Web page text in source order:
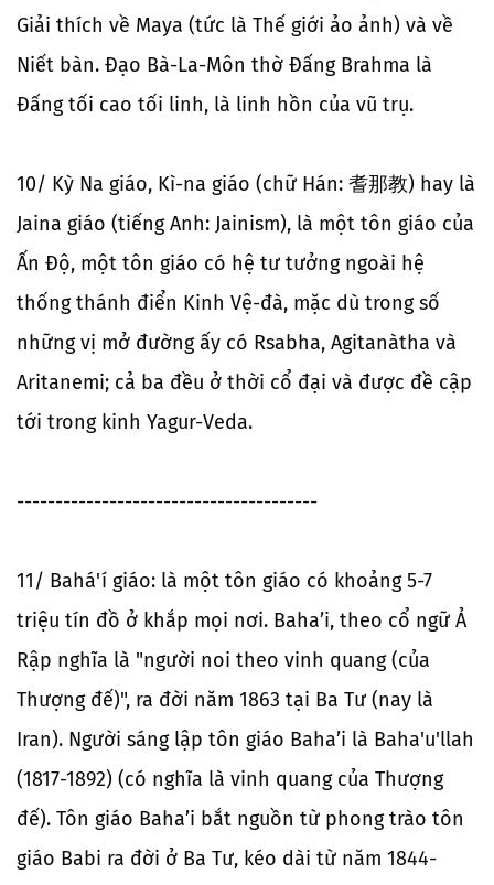
Giải thích về Maya (tức là Thế giới ảo ảnh) và về
Niết bàn. Đạo Bà-La-Môn thờ Đấng Brahma là
Đấng tối cao tối linh, là linh hồn của vũ trụ.
10/ Kỳ Na giáo, Kì-na giáo (chữ Hán: 耆那教) hay là
Jaina giáo (tiếng Anh: Jainism), là một tôn giáo của
Ấn Độ, một tôn giáo có hệ tư tưởng ngoài hệ
thống thánh điển Kinh Vệ-đà, mặc dù trong số
những vị mở đường ấy có Rsabha, Agitanàtha và
Aritanemi; cả ba đều ở thời cổ đại và được đề cập
tới trong kinh Yagur-Veda.
---------------------------------------
11/ Bahá'í giáo: là một tôn giáo có khoảng 5-7
triệu tín đồ ở khắp mọi nơi. Baha’i, theo cổ ngữ Ả
Rập nghĩa là "người noi theo vinh quang (của
Thượng đế)", ra đời năm 1863 tại Ba Tư (nay là
Iran). Người sáng lập tôn giáo Baha’i là Baha'u'llah
(1817-1892) (có nghĩa là vinh quang của Thượng
đế). Tôn giáo Baha’i bắt nguồn từ phong trào tôn
giáo Babi ra đời ở Ba Tư, kéo dài từ năm 1844-